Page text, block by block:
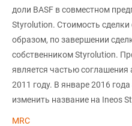
доли BASF в совместном
Styrolution. Стоимость
образом, по завершении
собственником Styrolution.
является частью
2011 году. В январе 2016
изменить название на Ineos
MRC